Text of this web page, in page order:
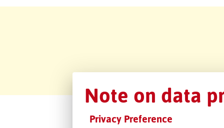
Note on data
Privacy Preference